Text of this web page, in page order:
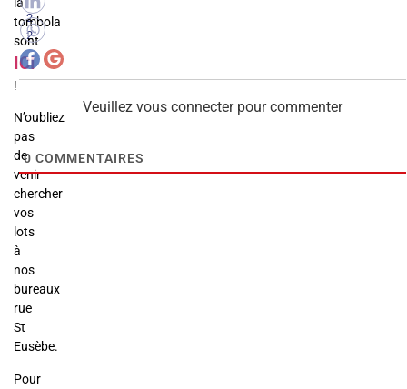
2
2
la
tombola
sont
ICI
!
N’oubliez
pas
de
venir
chercher
vos
lots
à
nos
bureaux
rue
St
Eusèbe.
Pour
Veuillez vous connecter pour commenter
0 COMMENTAIRES